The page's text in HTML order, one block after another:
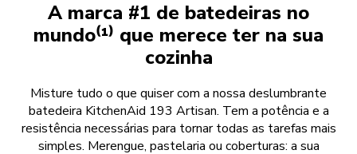
A marca #1 de batedeiras no
mundo⁽¹⁾ que merece ter na sua
cozinha
Misture tudo o que quiser com a nossa deslumbrante
batedeira KitchenAid 193 Artisan. Tem a potência e a
resistência necessárias para tornar todas as tarefas mais
simples. Merengue, pastelaria ou coberturas: a sua